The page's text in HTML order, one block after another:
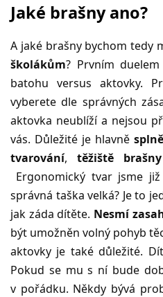
Jaké brašny ano?
A jaké brašny bychom tedy
školákům? Prvním
batohu versus aktovky.
vyberete dle správných
aktovka neublíží a nejsou
vás. Důležité je hlavně
tvarování, těžiště brašny
Ergonomický tvar jsme
správná taška velká? Je to
jak záda dítěte. Nesmí
být umožněn volný pohyb
aktovky je také důležité.
Pokud se mu s ní bude
v pořádku. Někdy bývá